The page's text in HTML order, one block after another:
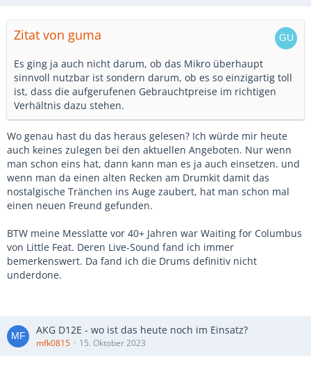
Zitat von guma
Es ging ja auch nicht darum, ob das Mikro überhaupt
sinnvoll nutzbar ist sondern darum, ob es so einzigartig toll
ist, dass die aufgerufenen Gebrauchtpreise im richtigen
Verhältnis dazu stehen.
Wo genau hast du das heraus gelesen? Ich würde mir heute
auch keines zulegen bei den aktuellen Angeboten. Nur wenn
man schon eins hat, dann kann man es ja auch einsetzen. und
wenn man da einen alten Recken am Drumkit damit das
nostalgische Tränchen ins Auge zaubert, hat man schon mal
einen neuen Freund gefunden.
BTW meine Messlatte vor 40+ Jahren war Waiting for Columbus
von Little Feat. Deren Live-Sound fand ich immer
bemerkenswert. Da fand ich die Drums definitiv nicht
underdone.
AKG D12E - wo ist das heute noch im Einsatz?
mfk0815 15. Oktober 2023